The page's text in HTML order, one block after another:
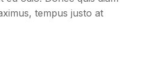
tempus justo at